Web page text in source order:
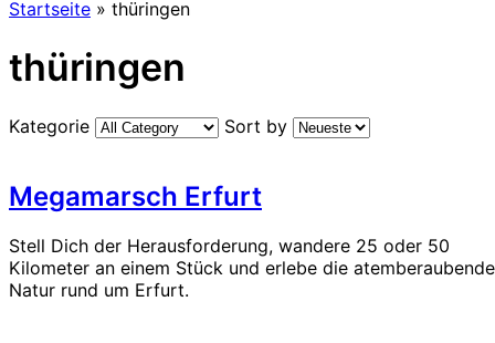
Startseite » thüringen
thüringen
Kategorie Sort by
Megamarsch Erfurt
Stell Dich der Herausforderung, wandere 25 oder 50
Kilometer an einem Stück und erlebe die atemberaubende
Natur rund um Erfurt.